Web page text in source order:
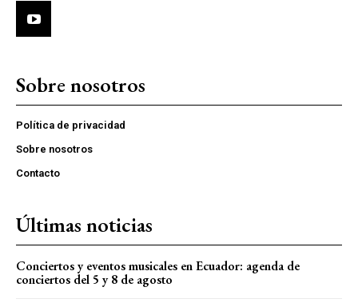
Sobre nosotros
Política de privacidad
Sobre nosotros
Contacto
Últimas noticias
Conciertos y eventos musicales en Ecuador: agenda de
conciertos del 5 y 8 de agosto